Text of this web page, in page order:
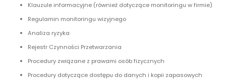
Klauzule informacyjne (również dotyczące monitoringu w firmie)
Regulamin monitoringu wizyjnego
Analiza ryzyka
Rejestr Czynności Przetwarzania
Procedury związane z prawami osób fizycznych
Procedury dotyczące dostępu do danych i kopii zapasowych